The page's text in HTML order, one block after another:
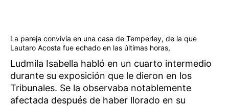
La pareja convivía en una casa de Temperley, de la que
Lautaro Acosta fue echado en las últimas horas,
Ludmila Isabella habló en un cuarto intermedio
durante su exposición que le dieron en los
Tribunales. Se la observaba notablemente
afectada después de haber llorado en su